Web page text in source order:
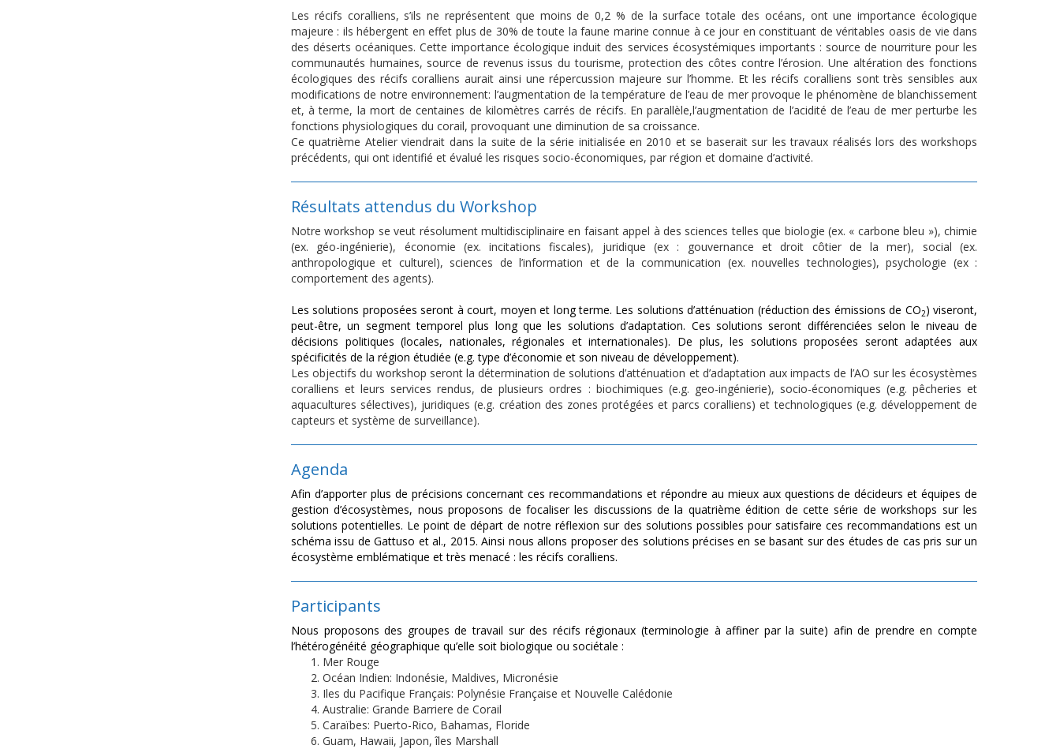
Les récifs coralliens, s’ils ne représentent que moins de 0,2 % de la surface totale des océans, ont une importance écologique
majeure : ils hébergent en effet plus de 30% de toute la faune marine connue à ce jour en constituant de véritables oasis de vie dans
des déserts océaniques. Cette importance écologique induit des services écosystémiques importants : source de nourriture pour les
communautés humaines, source de revenus issus du tourisme, protection des côtes contre l’érosion. Une altération des fonctions
écologiques des récifs coralliens aurait ainsi une répercussion majeure sur l’homme. Et les récifs coralliens sont très sensibles aux
modifications de notre environnement: l’augmentation de la température de l’eau de mer provoque le phénomène de blanchissement
et, à terme, la mort de centaines de kilomètres carrés de récifs. En parallèle,l’augmentation de l’acidité de l’eau de mer perturbe les
fonctions physiologiques du corail, provoquant une diminution de sa croissance.
Ce quatrième Atelier viendrait dans la suite de la série initialisée en 2010 et se baserait sur les travaux réalisés lors des workshops
précédents, qui ont identifié et évalué les risques socio-économiques, par région et domaine d’activité.
Résultats attendus du Workshop
Notre workshop se veut résolument multidisciplinaire en faisant appel à des sciences telles que biologie (ex. « carbone bleu »), chimie
(ex. géo-ingénierie), économie (ex. incitations fiscales), juridique (ex : gouvernance et droit côtier de la mer), social (ex.
anthropologique et culturel), sciences de l’information et de la communication (ex. nouvelles technologies), psychologie (ex :
comportement des agents).
Les solutions proposées seront à court, moyen et long terme. Les solutions d’atténuation (réduction des émissions de CO2) viseront,
peut-être, un segment temporel plus long que les solutions d’adaptation. Ces solutions seront différenciées selon le niveau de
décisions politiques (locales, nationales, régionales et internationales). De plus, les solutions proposées seront adaptées aux
spécificités de la région étudiée (e.g. type d’économie et son niveau de développement).
Les objectifs du workshop seront la détermination de solutions d’atténuation et d’adaptation aux impacts de l’AO sur les écosystèmes
coralliens et leurs services rendus, de plusieurs ordres : biochimiques (e.g. geo-ingénierie), socio-économiques (e.g. pêcheries et
aquacultures sélectives), juridiques (e.g. création des zones protégées et parcs coralliens) et technologiques (e.g. développement de
capteurs et système de surveillance).
Agenda
Afin d’apporter plus de précisions concernant ces recommandations et répondre au mieux aux questions de décideurs et équipes de
gestion d’écosystèmes, nous proposons de focaliser les discussions de la quatrième édition de cette série de workshops sur les
solutions potentielles. Le point de départ de notre réflexion sur des solutions possibles pour satisfaire ces recommandations est un
schéma issu de Gattuso et al., 2015. Ainsi nous allons proposer des solutions précises en se basant sur des études de cas pris sur un
écosystème emblématique et très menacé : les récifs coralliens.
Participants
Nous proposons des groupes de travail sur des récifs régionaux (terminologie à affiner par la suite) afin de prendre en compte
l’hétérogénéité géographique qu’elle soit biologique ou sociétale :
Mer Rouge
Océan Indien: Indonésie, Maldives, Micronésie
Iles du Pacifique Français: Polynésie Française et Nouvelle Calédonie
Australie: Grande Barriere de Corail
Caraïbes: Puerto-Rico, Bahamas, Floride
Guam, Hawaii, Japon, îles Marshall